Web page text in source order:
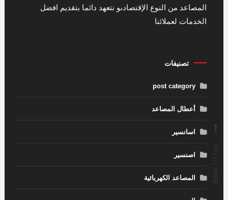
المصاعد من النوع الإقتصادىو نتعهد دائما بتقديم افضل
الخدمات لعملائنا
تصنيفات
post category
أعطال المصاعد
اسانسير
اصنسير
المصاعد الكهربائية Back To Top